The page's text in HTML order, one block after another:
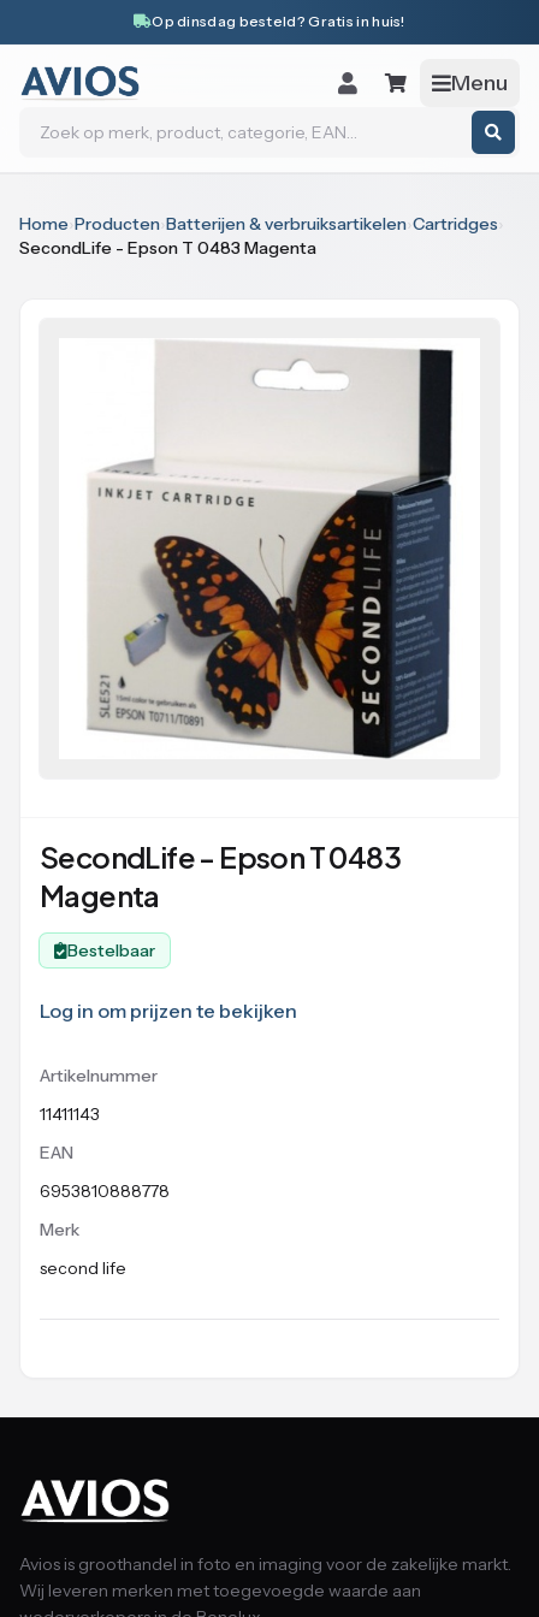
Op dinsdag besteld? Gratis in huis!
Menu
Zoeken
Home›Producten›Batterijen & verbruiksartikelen›Cartridges›
SecondLife - Epson T 0483 Magenta
SecondLife - Epson T 0483
Magenta
Bestelbaar
Log in om prijzen te bekijken
Artikelnummer
11411143
EAN
6953810888778
Merk
second life
Avios is groothandel in foto en imaging voor de zakelijke markt.
Wij leveren merken met toegevoegde waarde aan